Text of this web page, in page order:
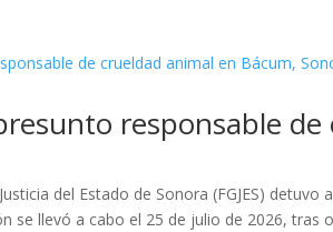
responsable
del Estado de Sonora (FGJES)
se llevó a cabo el 25 de julio de 2026, tras